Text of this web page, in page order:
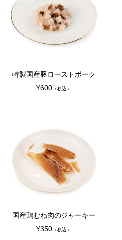
特製国産豚ローストポーク
¥600 （税込）
国産鶏むね肉のジャーキー
¥350 （税込）